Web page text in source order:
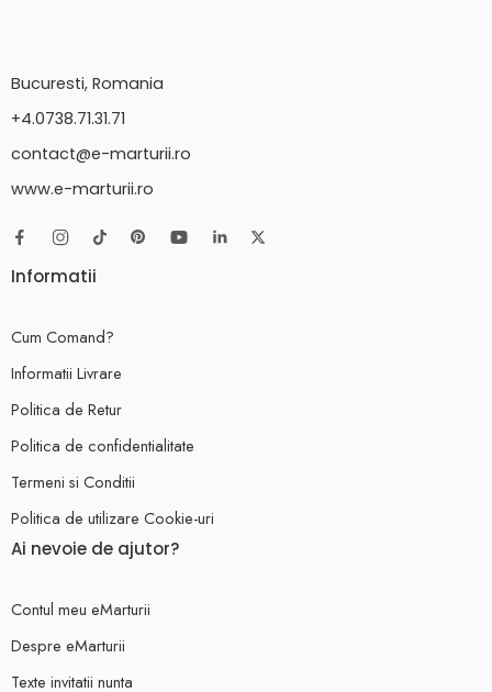
Bucuresti, Romania
+4.0738.71.31.71
contact@e-marturii.ro
www.e-marturii.ro
Informatii
Cum Comand?
Informatii Livrare
Politica de Retur
Politica de confidentialitate
Termeni si Conditii
Politica de utilizare Cookie-uri
Ai nevoie de ajutor?
Contul meu eMarturii
Despre eMarturii
Texte invitatii nunta